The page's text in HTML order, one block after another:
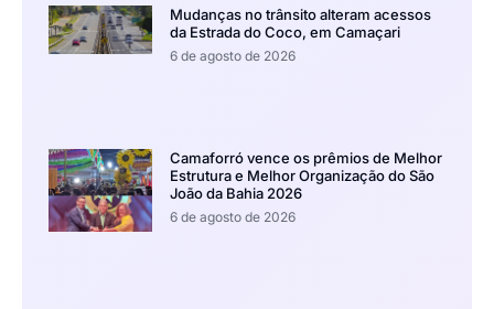
Mudanças no trânsito alteram acessos
da Estrada do Coco, em Camaçari
6 de agosto de 2026
Camaforró vence os prêmios de Melhor
Estrutura e Melhor Organização do São
João da Bahia 2026
6 de agosto de 2026